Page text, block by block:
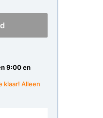
9:00 en
klaar! Alleen